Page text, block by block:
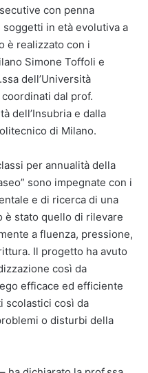
con penna
in età evolutiva a
è realizzato con i
Simone Toffoli e
dell’Università
dal prof.
dell’Insubria e dalla
di Milano.
per annualità della
sono impegnate con i
e di ricerca di una
è stato quello di rilevare
a fluenza, pressione,
Il progetto ha avuto
così da
efficace ed efficiente
scolastici così da
o disturbi della